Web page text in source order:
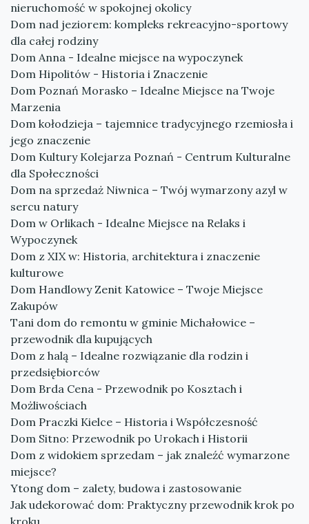
nieruchomość w spokojnej okolicy
Dom nad jeziorem: kompleks rekreacyjno-sportowy
dla całej rodziny
Dom Anna - Idealne miejsce na wypoczynek
Dom Hipolitów - Historia i Znaczenie
Dom Poznań Morasko – Idealne Miejsce na Twoje
Marzenia
Dom kołodzieja – tajemnice tradycyjnego rzemiosła i
jego znaczenie
Dom Kultury Kolejarza Poznań - Centrum Kulturalne
dla Społeczności
Dom na sprzedaż Niwnica – Twój wymarzony azyl w
sercu natury
Dom w Orlikach - Idealne Miejsce na Relaks i
Wypoczynek
Dom z XIX w: Historia, architektura i znaczenie
kulturowe
Dom Handlowy Zenit Katowice – Twoje Miejsce
Zakupów
Tani dom do remontu w gminie Michałowice –
przewodnik dla kupujących
Dom z halą – Idealne rozwiązanie dla rodzin i
przedsiębiorców
Dom Brda Cena - Przewodnik po Kosztach i
Możliwościach
Dom Praczki Kielce – Historia i Współczesność
Dom Sitno: Przewodnik po Urokach i Historii
Dom z widokiem sprzedam – jak znaleźć wymarzone
miejsce?
Ytong dom – zalety, budowa i zastosowanie
Jak udekorować dom: Praktyczny przewodnik krok po
kroku